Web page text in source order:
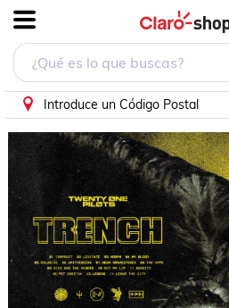
Introduce un Código Postal
CD Twenty One Pilots - Trench